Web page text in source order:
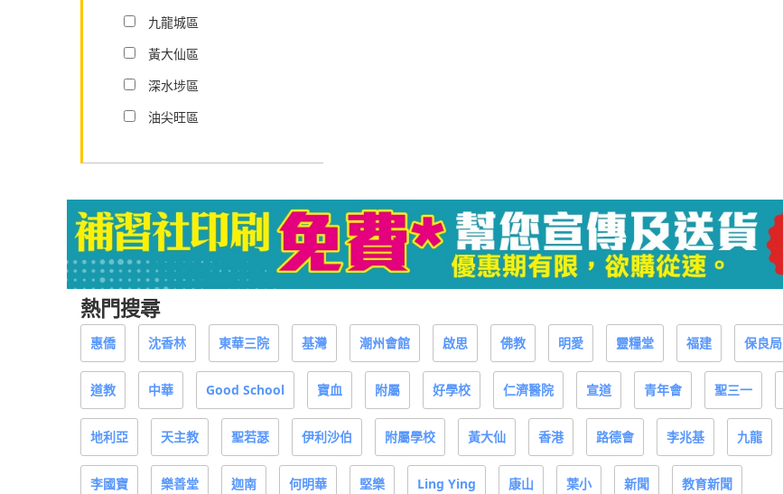
九龍城區
黃大仙區
深水埗區
油尖旺區
熱門搜尋
惠僑 沈香林 東華三院 基灣 潮州會館 啟思 佛教 明愛 靈糧堂 福建 保良局
道教 中華 Good School 寶血 附屬 好學校 仁濟醫院 宣道 青年會 聖三一
地利亞 天主教 聖若瑟 伊利沙伯 附屬學校 黃大仙 香港 路德會 李兆基 九龍
李國寶 樂善堂 迦南 何明華 堅樂 Ling Ying 康山 葉小 新聞 教育新聞